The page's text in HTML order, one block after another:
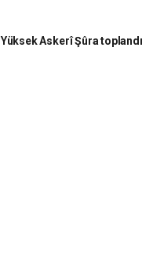
Yüksek Askerî Şûra toplandı